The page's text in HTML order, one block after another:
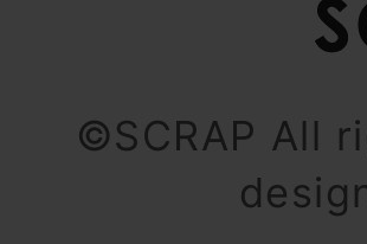
©SCRAP All